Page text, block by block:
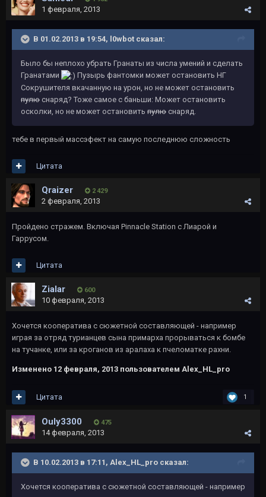
1 февраля, 2013
В 01.02.2013 в 19:54, l0wbot сказал:
Было бы неплохо убрать Гранаты из числа умений и сделать
Гранатами
Пузырь фантомки может остановить НГ
Сокрушителя вкачанную на урон, но не может остановить
пулю снаряд? Тоже самое с баньши: Может остановить
осколки, но не может остановить пулю снаряд.
тебе в первый массэфект на самую последнюю сложность
Цитата
Qraizer 2 429
2 февраля, 2013
Пройдено стражем. Включая Pinnacle Station с Лиарой и
Гаррусом.
Цитата
Zialar 600
10 февраля, 2013
Хочется кооператива с сюжетной составляющей - например
играя за отряд турианцев сына примарха прорываться к бомбе
на тучанке, или за кроганов из аралаха к пчеломатке рахни.
Изменено 12 февраля, 2013 пользователем Alex_HL_pro
1
Цитата
Ouly3300 475
14 февраля, 2013
В 10.02.2013 в 17:11, Alex_HL_pro сказал:
Хочется кооператива с сюжетной составляющей - например